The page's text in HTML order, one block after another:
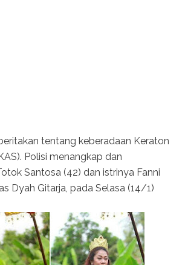
tentang keberadaan Keraton
Polisi menangkap dan
Santosa (42) dan istrinya Fanni
Dyah Gitarja, pada Selasa (14/1)